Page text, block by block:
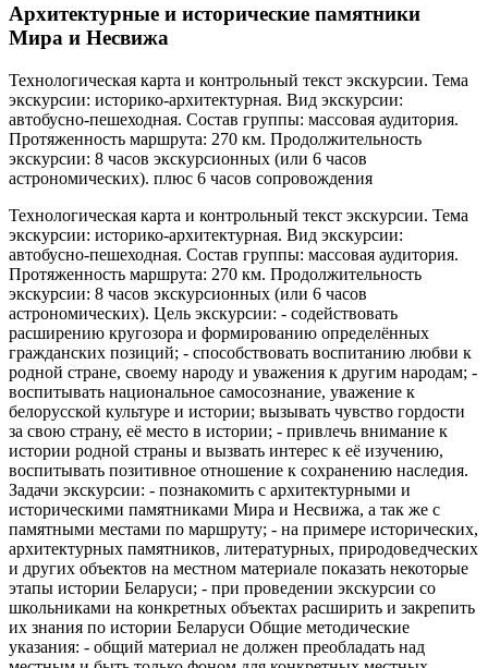
Архитектурные и исторические памятники
Мира и Несвижа
Технологическая карта и контрольный текст экскурсии. Тема
экскурсии: историко-архитектурная. Вид экскурсии:
автобусно-пешеходная. Состав группы: массовая аудитория.
Протяженность маршрута: 270 км. Продолжительность
экскурсии: 8 часов экскурсионных (или 6 часов
астрономических). плюс 6 часов сопровождения
Технологическая карта и контрольный текст экскурсии. Тема
экскурсии: историко-архитектурная. Вид экскурсии:
автобусно-пешеходная. Состав группы: массовая аудитория.
Протяженность маршрута: 270 км. Продолжительность
экскурсии: 8 часов экскурсионных (или 6 часов
астрономических). Цель экскурсии: - содействовать
расширению кругозора и формированию определённых
гражданских позиций; - способствовать воспитанию любви к
родной стране, своему народу и уважения к другим народам; -
воспитывать национальное самосознание, уважение к
белорусской культуре и истории; вызывать чувство гордости
за свою страну, её место в истории; - привлечь внимание к
истории родной страны и вызвать интерес к её изучению,
воспитывать позитивное отношение к сохранению наследия.
Задачи экскурсии: - познакомить с архитектурными и
историческими памятниками Мира и Несвижа, а так же с
памятными местами по маршруту; - на примере исторических,
архитектурных памятников, литературных, природоведческих
и других объектов на местном материале показать некоторые
этапы истории Беларуси; - при проведении экскурсии со
школьниками на конкретных объектах расширить и закрепить
их знания по истории Беларуси Общие методические
указания: - общий материал не должен преобладать над